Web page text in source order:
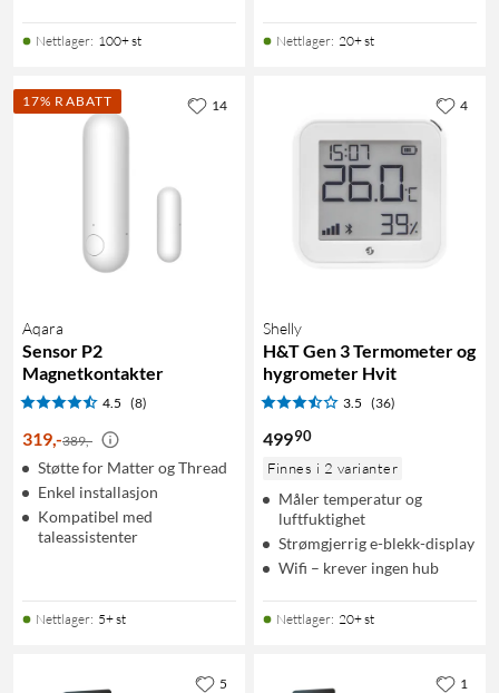
Nettlager: 100+ st Nettlager: 20+ st
17% RABATT
Aqara
Sensor P2
Magnetkontakter
4.5 (8)
319-389,-
Støtte for Matter og Thread
Enkel installasjon
Kompatibel med
taleassistenter
Nettlager: 5+ st
14
Shelly
H&T Gen 3 Termometer og
hygrometer Hvit
3.5 (36)
49990
Finnes i 2 varianter
Måler temperatur og
luftfuktighet
Strømgjerrig e-blekk-display
Wifi – krever ingen hub
Nettlager: 20+ st
4
5 1